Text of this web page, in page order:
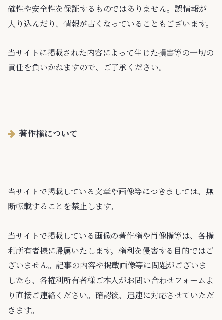
確性や安全性を保証するものではありません。誤情報が
入り込んだり、情報が古くなっていることもございます。
当サイトに掲載された内容によって生じた損害等の一切の
責任を負いかねますので、ご了承ください。
著作権について
当サイトで掲載している文章や画像等につきましては、無
断転載することを禁止します。
当サイトで掲載している画像の著作権や肖像権等は、各権
利所有者様に帰属いたします。権利を侵害する目的ではご
ざいません。記事の内容や掲載画像等に問題がございま
したら、各権利所有者様ご本人がお問い合わせフォームよ
り直接ご連絡ください。確認後、迅速に対応させていただ
きます。